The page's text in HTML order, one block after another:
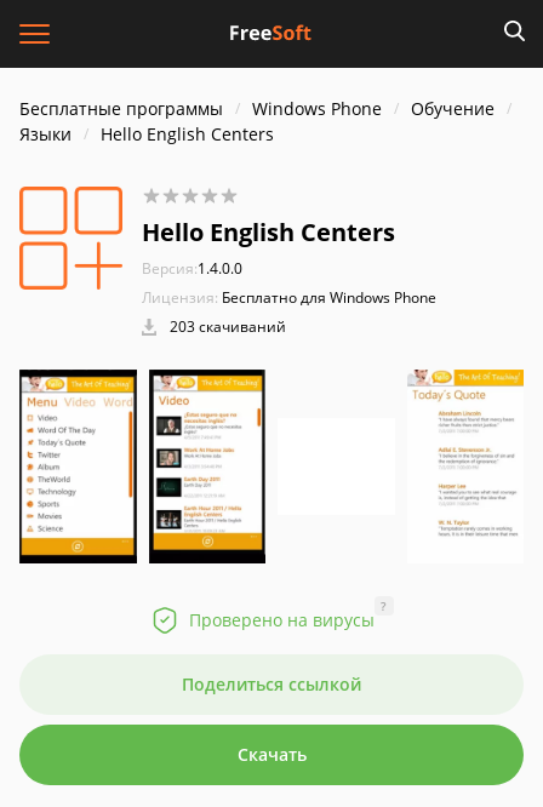
Бесплатные программы Windows Phone
Обучение
Языки
Hello English Centers
Hello English Centers
Версия:1.4.0.0
Лицензия: Бесплатно для Windows Phone
203 скачиваний
Проверено на вирусы
?
Поделиться ссылкой
Скачать